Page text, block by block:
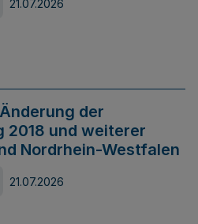
21.07.2026
der
2018 und weiterer
Nordrhein-Westfalen
21.07.2026